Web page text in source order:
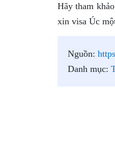
Hãy tham
xin visa Úc
Nguồn:
Danh mục: